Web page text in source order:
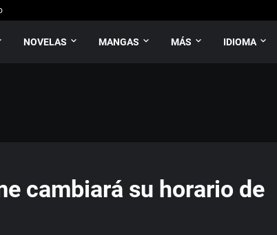
NOVELAS MANGAS MÁS IDIOMA
cambiará su horario de